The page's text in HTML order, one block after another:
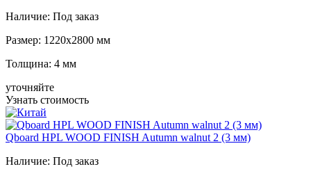
Наличие: Под заказ
Размер: 1220x2800 мм
Толщина: 4 мм
уточняйте
Узнать стоимость
Qboard HPL WOOD FINISH Autumn walnut 2 (3 мм)
Наличие: Под заказ